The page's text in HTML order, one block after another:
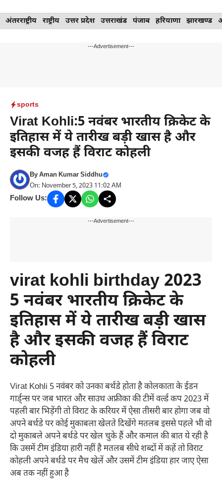
Skip
to
अंतरराष्ट्रीय राष्ट्रीय उत्तर प्रदेश उत्तराखंड पंजाब हरियाणा झारखण्ड
---Advertisement---
sports
Virat Kohli:5 नवंबर भारतीय क्रिकेट के
इतिहास में ये तारीख बड़ी खास है और
इसकी वजह हैं विराट कोहली
ByAman Kumar Siddhu
On: November 5, 2023 11:02 AM
Follow Us:
---Advertisement---
virat kohli birthday 2023
5 नवंबर भारतीय क्रिकेट के
इतिहास में ये तारीख बड़ी खास
है और इसकी वजह हैं विराट
कोहली
Virat Kohli 5 नवंबर को उनका बर्थडे होता है कोलकाता के ईडन
गार्ड्न्स पर जब भारत और साउथ अफ्रीका की टीमें वर्ल्ड कप 2023 में
पहली बार भिड़ेंगी तो विराट के करियर में ऐसा तीसरी बार होगा जब वो
अपने बर्थडे पर कोई मुकाबला खेलते दिखेंगे मतलब इससे पहले भी वो
दो मुकाबले अपने बर्थडे पर खेल चुके हैं और कमाल की बात ये रही है
कि उसमें टीम इंडिया हारी नहीं है मतलब सीधे शब्दों में कहें तो विराट
कोहली अपने बर्थडे पर मैच खेलें और उसमें टीम इंडिया हार जाए ऐसा
अब तक नहीं हुआ है